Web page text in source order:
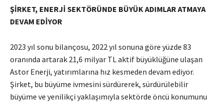
ŞİRKET, ENERJİ SEKTÖRÜNDE BÜYÜK ADIMLAR ATMAYA
DEVAM EDİYOR
2023 yıl sonu bilançosu, 2022 yıl sonuna göre yüzde 83
oranında artarak 21,6 milyar TL aktif büyüklüğüne ulaşan
Astor Enerji, yatırımlarına hız kesmeden devam ediyor.
Şirket, bu büyüme ivmesini sürdürerek, sürdürülebilir
büyüme ve yenilikçi yaklaşımıyla sektörde öncü konumunu